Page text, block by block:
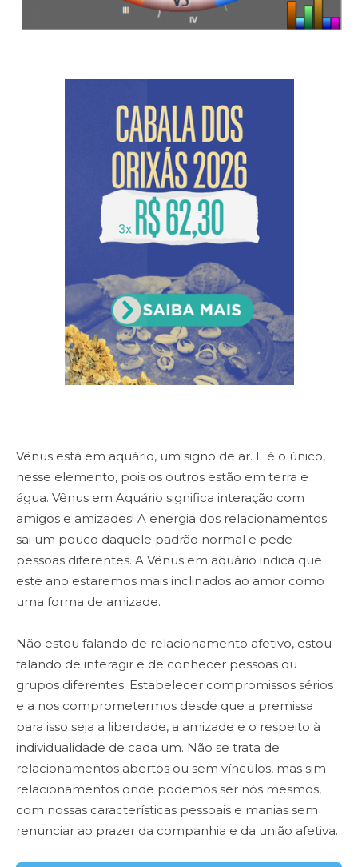
Vênus está em aquário, um signo de ar. E é o único,
nesse elemento, pois os outros estão em terra e
água. Vênus em Aquário significa interação com
amigos e amizades! A energia dos relacionamentos
sai um pouco daquele padrão normal e pede
pessoas diferentes. A Vênus em aquário indica que
este ano estaremos mais inclinados ao amor como
uma forma de amizade.
Não estou falando de relacionamento afetivo, estou
falando de interagir e de conhecer pessoas ou
grupos diferentes. Estabelecer compromissos sérios
e a nos comprometermos desde que a premissa
para isso seja a liberdade, a amizade e o respeito à
individualidade de cada um. Não se trata de
relacionamentos abertos ou sem vínculos, mas sim
relacionamentos onde podemos ser nós mesmos,
com nossas características pessoais e manias sem
renunciar ao prazer da companhia e da união afetiva.